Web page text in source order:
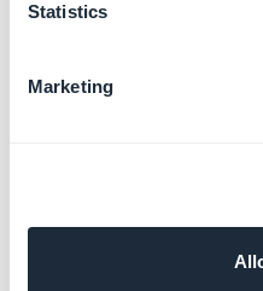
Statistics
Marketing
Zapier no
office